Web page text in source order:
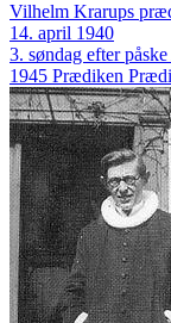
Vilhelm Krarups
14. april 1940
3. søndag efter påske
1945 Prædiken